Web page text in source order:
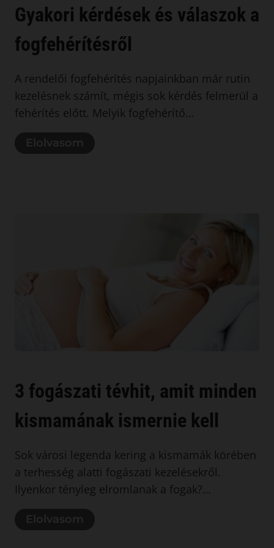
Gyakori kérdések és válaszok a
fogfehérítésről
A rendelői fogfehérítés napjainkban már rutin
kezelésnek számít, mégis sok kérdés felmerül a
fehérítés előtt. Melyik fogfehérítő…
3 fogászati tévhit, amit minden
kismamának ismernie kell
Sok városi legenda kering a kismamák körében
a terhesség alatti fogászati kezelésekről.
Ilyenkor tényleg elromlanak a fogak?…